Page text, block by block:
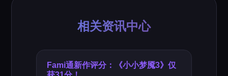
相关资讯中心
Fami通新作评分：《小小梦魇3》仅